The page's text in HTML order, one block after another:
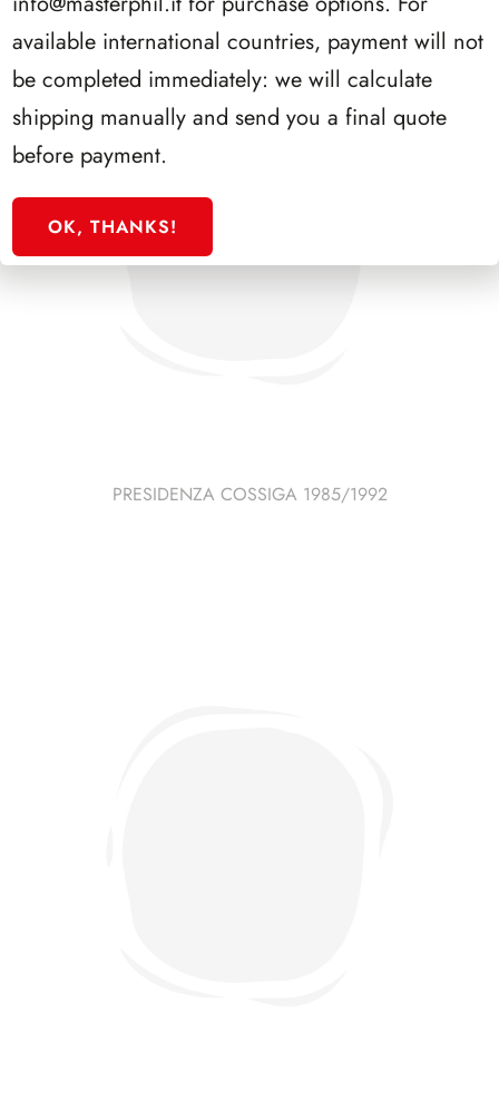
PRESIDENZA COSSIGA 1985/1992
available international countries, payment will not
be completed immediately: we will calculate
shipping manually and send you a final quote
before payment.
OK, THANKS!